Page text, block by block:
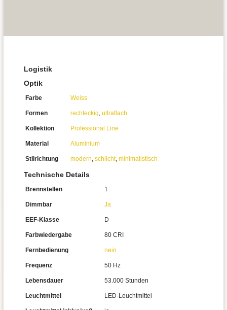
Logistik
Optik
Farbe Weiss
Formen rechteckig, ultraflach
Kollektion Professional Line
Material Aluminium
Stilrichtung modern, schlicht, minimalistisch
Technische Details
Brennstellen 1
Dimmbar Ja
EEF-Klasse D
Farbwiedergabe 80 CRI
Fernbedienung nein
Frequenz 50 Hz
Lebensdauer 53.000 Stunden
Leuchtmittel LED-Leuchtmittel